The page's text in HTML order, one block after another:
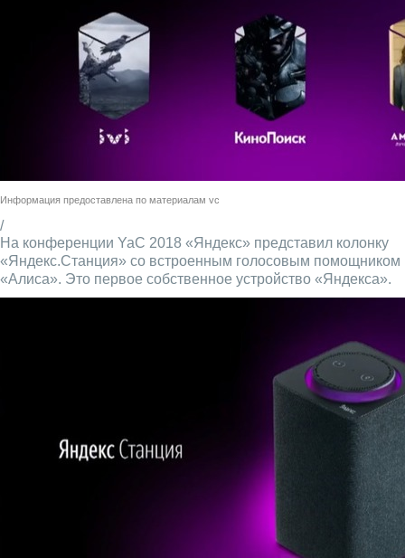
Информация предоставлена по материалам vc
/
На конференции YaC 2018 «Яндекс» представил колонку
«Яндекс.Станция» со встроенным голосовым помощником
«Алиса». Это первое собственное устройство «Яндекса».